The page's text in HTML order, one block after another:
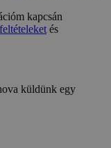
kapcsán
és
küldünk egy